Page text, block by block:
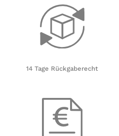
14 Tage Rückgaberecht